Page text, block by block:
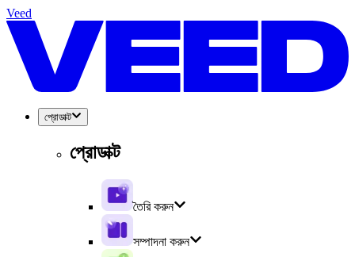
Veed
প্রোডাক্ট
প্রোডাক্ট
তৈরি করুন
সম্পাদনা করুন